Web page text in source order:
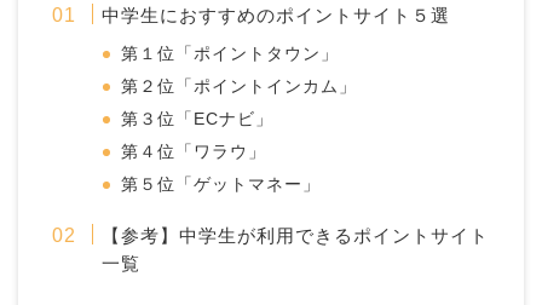
中学生におすすめのポイントサイト５選
第１位「ポイントタウン」
第２位「ポイントインカム」
第３位「ECナビ」
第４位「ワラウ」
第５位「ゲットマネー」
【参考】中学生が利用できるポイントサイト
一覧